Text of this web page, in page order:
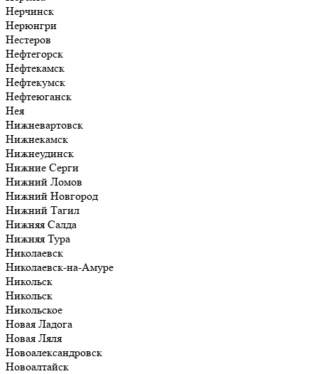
Нерчинск
Нерюнгри
Нестеров
Нефтегорск
Нефтекамск
Нефтекумск
Нефтеюганск
Нея
Нижневартовск
Нижнекамск
Нижнеудинск
Нижние Серги
Нижний Ломов
Нижний Новгород
Нижний Тагил
Нижняя Салда
Нижняя Тура
Николаевск
Николаевск-на-Амуре
Никольск
Никольск
Никольское
Новая Ладога
Новая Ляля
Новоалександровск
Новоалтайск